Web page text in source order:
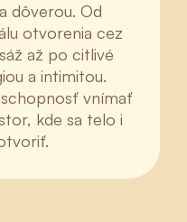
dôverou. Od
otvorenia cez
až po citlivé
a intimitou.
vnímať
kde sa telo i